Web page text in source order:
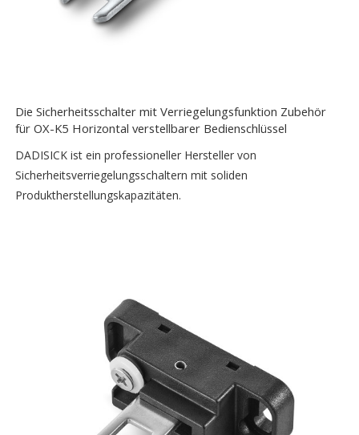
Die Sicherheitsschalter mit Verriegelungsfunktion Zubehör
für OX-K5 Horizontal verstellbarer Bedienschlüssel
DADISICK ist ein professioneller Hersteller von
Sicherheitsverriegelungsschaltern mit soliden
Produktherstellungskapazitäten.